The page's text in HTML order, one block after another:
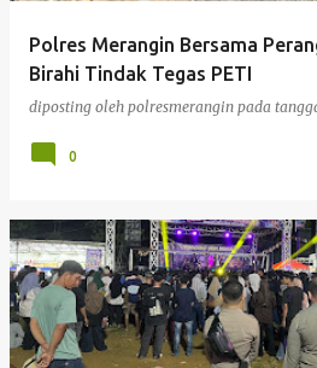
Polres Merangin Bersama
Birahi Tindak Tegas PETI
diposting oleh polresmerangin pada
0